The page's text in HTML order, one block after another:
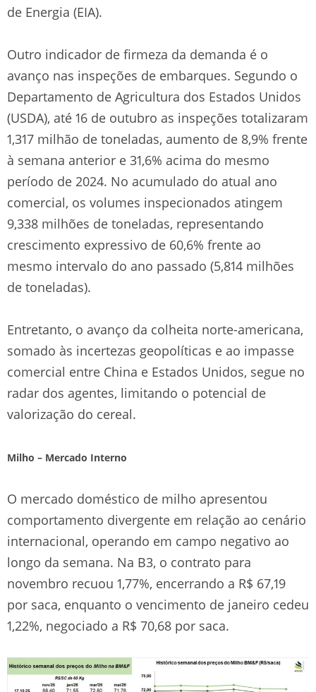
de Energia (EIA).
Outro indicador de firmeza da demanda é o
avanço nas inspeções de embarques. Segundo o
Departamento de Agricultura dos Estados Unidos
(USDA), até 16 de outubro as inspeções totalizaram
1,317 milhão de toneladas, aumento de 8,9% frente
à semana anterior e 31,6% acima do mesmo
período de 2024. No acumulado do atual ano
comercial, os volumes inspecionados atingem
9,338 milhões de toneladas, representando
crescimento expressivo de 60,6% frente ao
mesmo intervalo do ano passado (5,814 milhões
de toneladas).
Entretanto, o avanço da colheita norte-americana,
somado às incertezas geopolíticas e ao impasse
comercial entre China e Estados Unidos, segue no
radar dos agentes, limitando o potencial de
valorização do cereal.
Milho – Mercado Interno
O mercado doméstico de milho apresentou
comportamento divergente em relação ao cenário
internacional, operando em campo negativo ao
longo da semana. Na B3, o contrato para
novembro recuou 1,77%, encerrando a R$ 67,19
por saca, enquanto o vencimento de janeiro cedeu
1,22%, negociado a R$ 70,68 por saca.